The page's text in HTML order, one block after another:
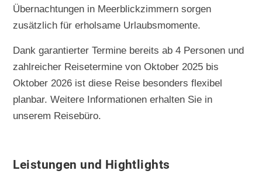
Übernachtungen in Meerblickzimmern sorgen
zusätzlich für erholsame Urlaubsmomente.
Dank garantierter Termine bereits ab 4 Personen und
zahlreicher Reisetermine von Oktober 2025 bis
Oktober 2026 ist diese Reise besonders flexibel
planbar. Weitere Informationen erhalten Sie in
unserem Reisebüro.
Leistungen und Hightlights